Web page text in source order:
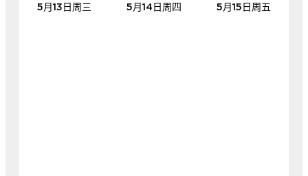
5月13日周三 5月14日周四 5月15日周五